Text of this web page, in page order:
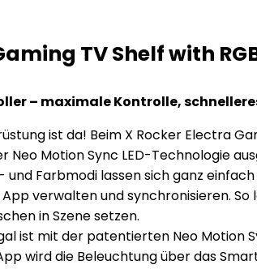
TV Shelf with
– maximale Kontrolle,
ist da! Beim X Rocker Electra
Neo Motion Sync LED-Technologie
Farbmodi lassen sich ganz
verwalten und synchronisieren.
in Szene setzen.
ist mit der patentierten Neo
wird die Beleuchtung über das